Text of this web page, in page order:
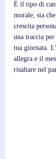
È il tipo di
morale, sia
crescita
una traccia
tua giornata.
allegra e il
risaltare nel